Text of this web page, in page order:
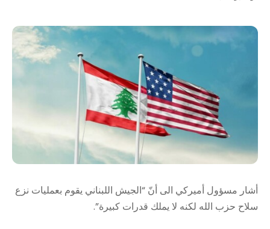
أشار مسؤول أميركي الى أنّ “الجيش اللبناني يقوم بعمليات نزع
سلاح حزب الله لكنه لا يملك قدرات كبيرة”.